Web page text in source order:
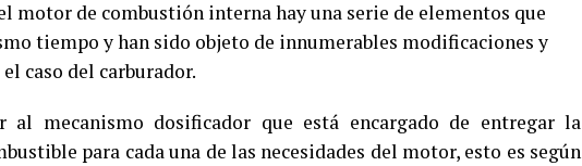
motor de combustión interna hay una serie de elementos que
tiempo y han sido objeto de innumerables modificaciones y
caso del carburador.
al mecanismo dosificador que está encargado de entregar la
para cada una de las necesidades del motor, esto es según